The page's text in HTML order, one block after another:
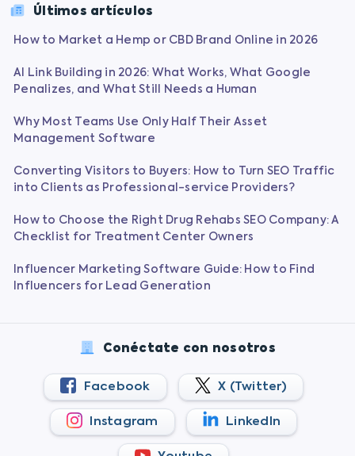
Últimos artículos
How to Market a Hemp or CBD Brand Online in 2026
AI Link Building in 2026: What Works, What Google
Penalizes, and What Still Needs a Human
Why Most Teams Use Only Half Their Asset
Management Software
Converting Visitors to Buyers: How to Turn SEO Traffic
into Clients as Professional-service Providers?
How to Choose the Right Drug Rehabs SEO Company: A
Checklist for Treatment Center Owners
Influencer Marketing Software Guide: How to Find
Influencers for Lead Generation
Conéctate con nosotros
Facebook X (Twitter)
Instagram LinkedIn